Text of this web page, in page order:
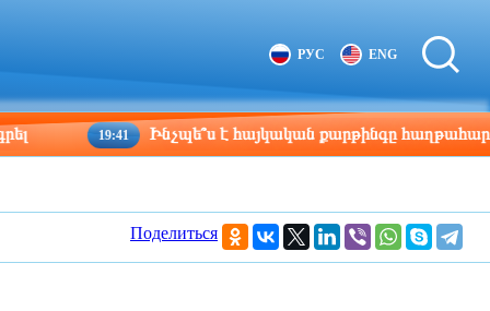
РУС ENG
19:41 Ինչպե՞ս է հայկական քարթինգը հաղթահարում
Поделиться